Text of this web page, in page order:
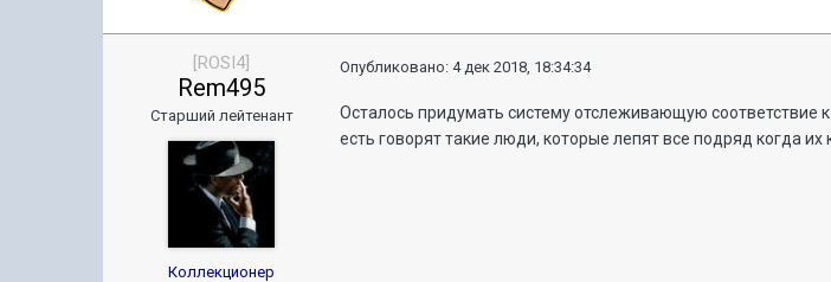
[ROSI4]
Rem495
Старший лейтенант
Коллекционер
Опубликовано:4 дек 2018, 18:34:34
Осталось придумать систему отслеживающую соответствие
есть говорят такие люди, которые лепят все подряд когда их